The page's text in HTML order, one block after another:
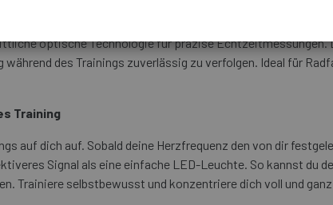
in Echtzeit
optische Technologie für präzise
während des Trainings zuverlässig zu verfolgen. Ideal für
Training
auf dich auf. Sobald deine Herzfrequenz den von dir
Signal als eine einfache LED-Leuchte. So kannst du
Trainiere selbstbewusst und konzentriere dich voll und